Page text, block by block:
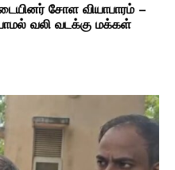
சோள வியாபாரம் –
வலி வடக்கு மக்கள்